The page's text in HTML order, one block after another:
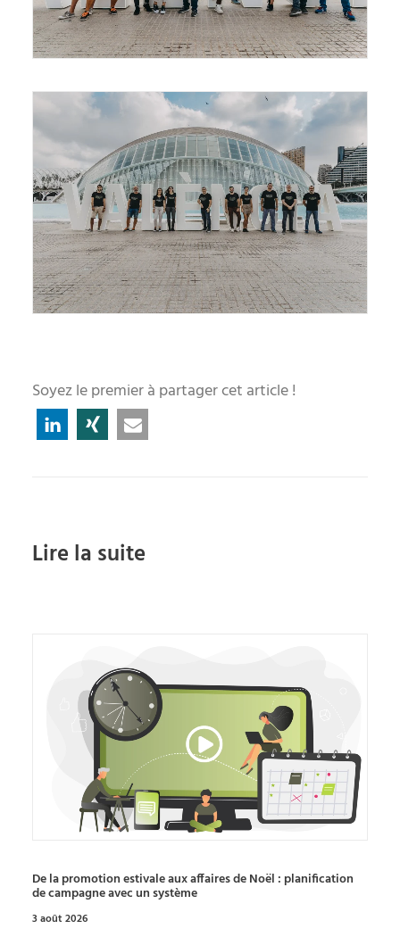
Soyez le premier à partager cet article !
Lire la suite
De la promotion estivale aux affaires de Noël : planification
de campagne avec un système
3 août 2026